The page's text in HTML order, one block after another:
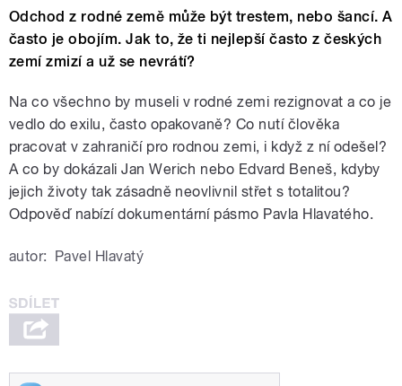
Odchod z rodné země může být trestem, nebo šancí. A
často je obojím. Jak to, že ti nejlepší často z českých
zemí zmizí a už se nevrátí?
Na co všechno by museli v rodné zemi rezignovat a co je
vedlo do exilu, často opakovaně? Co nutí člověka
pracovat v zahraničí pro rodnou zemi, i když z ní odešel?
A co by dokázali Jan Werich nebo Edvard Beneš, kdyby
jejich životy tak zásadně neovlivnil střet s totalitou?
Odpověď nabízí dokumentární pásmo Pavla Hlavatého.
autor: Pavel Hlavatý